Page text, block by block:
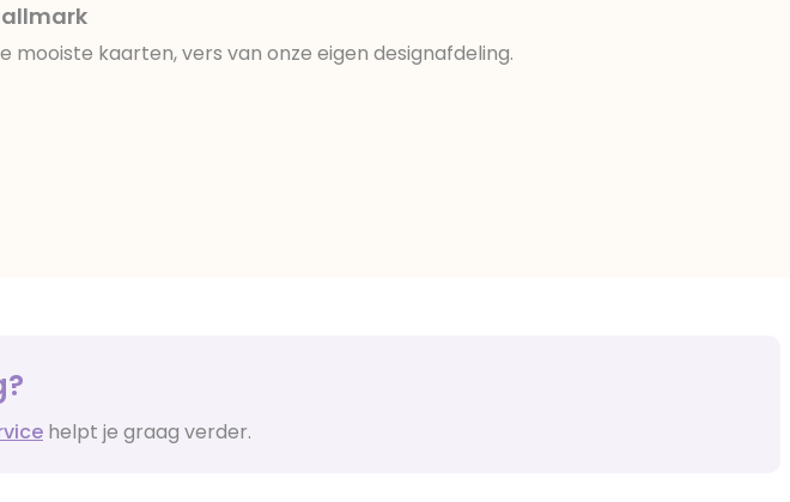
mooiste kaarten, vers van onze eigen designafdeling.
helpt je graag verder.